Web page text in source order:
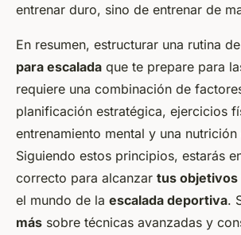
entrenar duro, sino de entrenar de
En resumen, estructurar una rutina de
para escalada que te prepare para
requiere una combinación de
planificación estratégica, ejercicios
entrenamiento mental y una
Siguiendo estos principios, estarás
correcto para alcanzar tus objetivos
el mundo de la escalada deportiva.
más sobre técnicas avanzadas y